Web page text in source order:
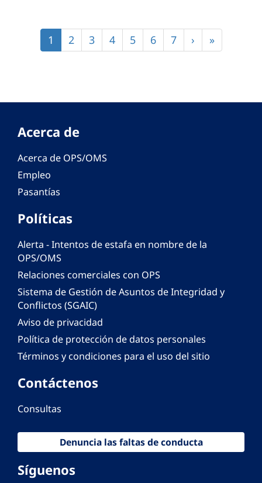
Página
actual
1 Página
2 Página
3 Página
4 Página
5 Página
6 Página
7
Siguiente
página
›
Última
página
»
Acerca de
Acerca de OPS/OMS
Empleo
Pasantías
Políticas
Alerta - Intentos de estafa en nombre de la
OPS/OMS
Relaciones comerciales con OPS
Sistema de Gestión de Asuntos de Integridad y
Conflictos (SGAIC)
Aviso de privacidad
Política de protección de datos personales
Términos y condiciones para el uso del sitio
Contáctenos
Consultas
Denuncia las faltas de conducta
Síguenos